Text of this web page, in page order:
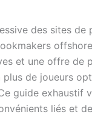
des sites de
et une offre de
de joueurs
guide exhaustif
liés et